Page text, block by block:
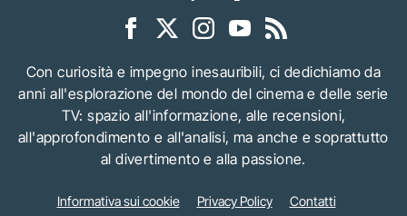
Con curiosità e impegno inesauribili, ci dedichiamo da
anni all'esplorazione del mondo del cinema e delle serie
TV: spazio all'informazione, alle recensioni,
all'approfondimento e all'analisi, ma anche e soprattutto
al divertimento e alla passione.
Informativa sui cookie Privacy Policy Contatti